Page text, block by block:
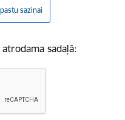
saziņai
sadaļā: